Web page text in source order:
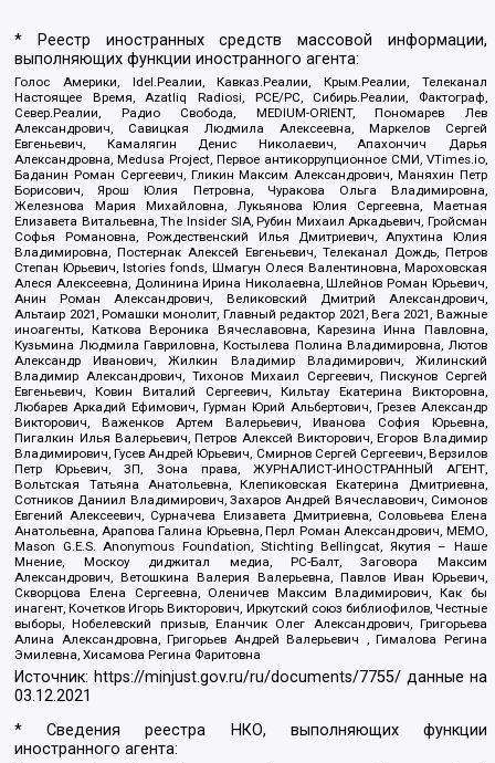
* Реестр иностранных средств массовой информации,
выполняющих функции иностранного агента:
Голос Америки, Idel.Реалии, Кавказ.Реалии, Крым.Реалии, Телеканал
Настоящее Время, Azatliq Radiosi, PCE/PC, Сибирь.Реалии, Фактограф,
Север.Реалии, Радио Свобода, MEDIUM-ORIENT, Пономарев Лев
Александрович, Савицкая Людмила Алексеевна, Маркелов Сергей
Евгеньевич, Камалягин Денис Николаевич, Апахончич Дарья
Александровна, Medusa Project, Первое антикоррупционное СМИ, VTimes.io,
Баданин Роман Сергеевич, Гликин Максим Александрович, Маняхин Петр
Борисович, Ярош Юлия Петровна, Чуракова Ольга Владимировна,
Железнова Мария Михайловна, Лукьянова Юлия Сергеевна, Маетная
Елизавета Витальевна, The Insider SIA, Рубин Михаил Аркадьевич, Гройсман
Софья Романовна, Рождественский Илья Дмитриевич, Апухтина Юлия
Владимировна, Постернак Алексей Евгеньевич, Телеканал Дождь, Петров
Степан Юрьевич, Istories fonds, Шмагун Олеся Валентиновна, Мароховская
Алеся Алексеевна, Долинина Ирина Николаевна, Шлейнов Роман Юрьевич,
Анин Роман Александрович, Великовский Дмитрий Александрович,
Альтаир 2021, Ромашки монолит, Главный редактор 2021, Вега 2021, Важные
иноагенты, Каткова Вероника Вячеславовна, Карезина Инна Павловна,
Кузьмина Людмила Гавриловна, Костылева Полина Владимировна, Лютов
Александр Иванович, Жилкин Владимир Владимирович, Жилинский
Владимир Александрович, Тихонов Михаил Сергеевич, Пискунов Сергей
Евгеньевич, Ковин Виталий Сергеевич, Кильтау Екатерина Викторовна,
Любарев Аркадий Ефимович, Гурман Юрий Альбертович, Грезев Александр
Викторович, Важенков Артем Валерьевич, Иванова София Юрьевна,
Пигалкин Илья Валерьевич, Петров Алексей Викторович, Егоров Владимир
Владимирович, Гусев Андрей Юрьевич, Смирнов Сергей Сергеевич, Верзилов
Петр Юрьевич, ЗП, Зона права, ЖУРНАЛИСТ-ИНОСТРАННЫЙ АГЕНТ,
Вольтская Татьяна Анатольевна, Клепиковская Екатерина Дмитриевна,
Сотников Даниил Владимирович, Захаров Андрей Вячеславович, Симонов
Евгений Алексеевич, Сурначева Елизавета Дмитриевна, Соловьева Елена
Анатольевна, Арапова Галина Юрьевна, Перл Роман Александрович, МЕМО,
Mason G.E.S. Anonymous Foundation, Stichting Bellingcat, Якутия – Наше
Мнение, Москоу диджитал медиа, РС-Балт, Заговора Максим
Александрович, Ветошкина Валерия Валерьевна, Павлов Иван Юрьевич,
Скворцова Елена Сергеевна, Оленичев Максим Владимирович, Как бы
инагент, Кочетков Игорь Викторович, Иркутский союз библиофилов, Честные
выборы, Нобелевский призыв, Еланчик Олег Александрович, Григорьева
Алина Александровна, Григорьев Андрей Валерьевич , Гималова Регина
Эмилевна, Хисамова Регина Фаритовна
Источник: https://minjust.gov.ru/ru/documents/7755/ данные на
03.12.2021
* Сведения реестра НКО, выполняющих функции
иностранного агента: